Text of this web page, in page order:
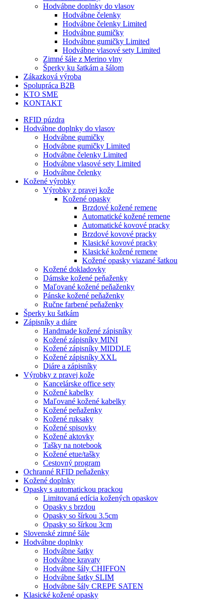
Hodvábne doplnky do vlasov
Hodvábne čelenky
Hodvábne čelenky Limited
Hodvábne gumičky
Hodvábne gumičky Limited
Hodvábne vlasové sety Limited
Zimné šále z Merino vlny
Šperky ku šatkám a šálom
Zákazková výroba
Spolupráca B2B
KTO SME
KONTAKT
RFID púzdra
Hodvábne doplnky do vlasov
Hodvábne gumičky
Hodvábne gumičky Limited
Hodvábne čelenky Limited
Hodvábne vlasové sety Limited
Hodvábne čelenky
Kožené výrobky
Výrobky z pravej kože
Kožené opasky
Brzdové kožené remene
Automatické kožené remene
Automatické kovové pracky
Brzdové kovové pracky
Klasické kovové pracky
Klasické kožené remene
Kožené opasky viazané šatkou
Kožené dokladovky
Dámske kožené peňaženky
Maľované kožené peňaženky
Pánske kožené peňaženky
Ručne farbené peňaženky
Šperky ku šatkám
Zápisníky a diáre
Handmade kožené zápisníky
Kožené zápisníky MINI
Kožené zápisníky MIDDLE
Kožené zápisníky XXL
Diáre a zápisníky
Výrobky z pravej kože
Kancelárske office sety
Kožené kabelky
Maľované kožené kabelky
Kožené peňaženky
Kožené ruksaky
Kožené spisovky
Kožené aktovky
Tašky na notebook
Kožené etue/tašky
Cestovný program
Ochranné RFID peňaženky
Kožené doplnky
Opasky s automatickou prackou
Limitovaná edícia kožených opaskov
Opasky s brzdou
Opasky so šírkou 3.5cm
Opasky so šírkou 3cm
Slovenské zimné šále
Hodvábne doplnky
Hodvábne šatky
Hodvábne kravaty
Hodvábne šály CHIFFON
Hodvábne šatky SLIM
Hodvábne šály CREPE SATEN
Klasické kožené opasky